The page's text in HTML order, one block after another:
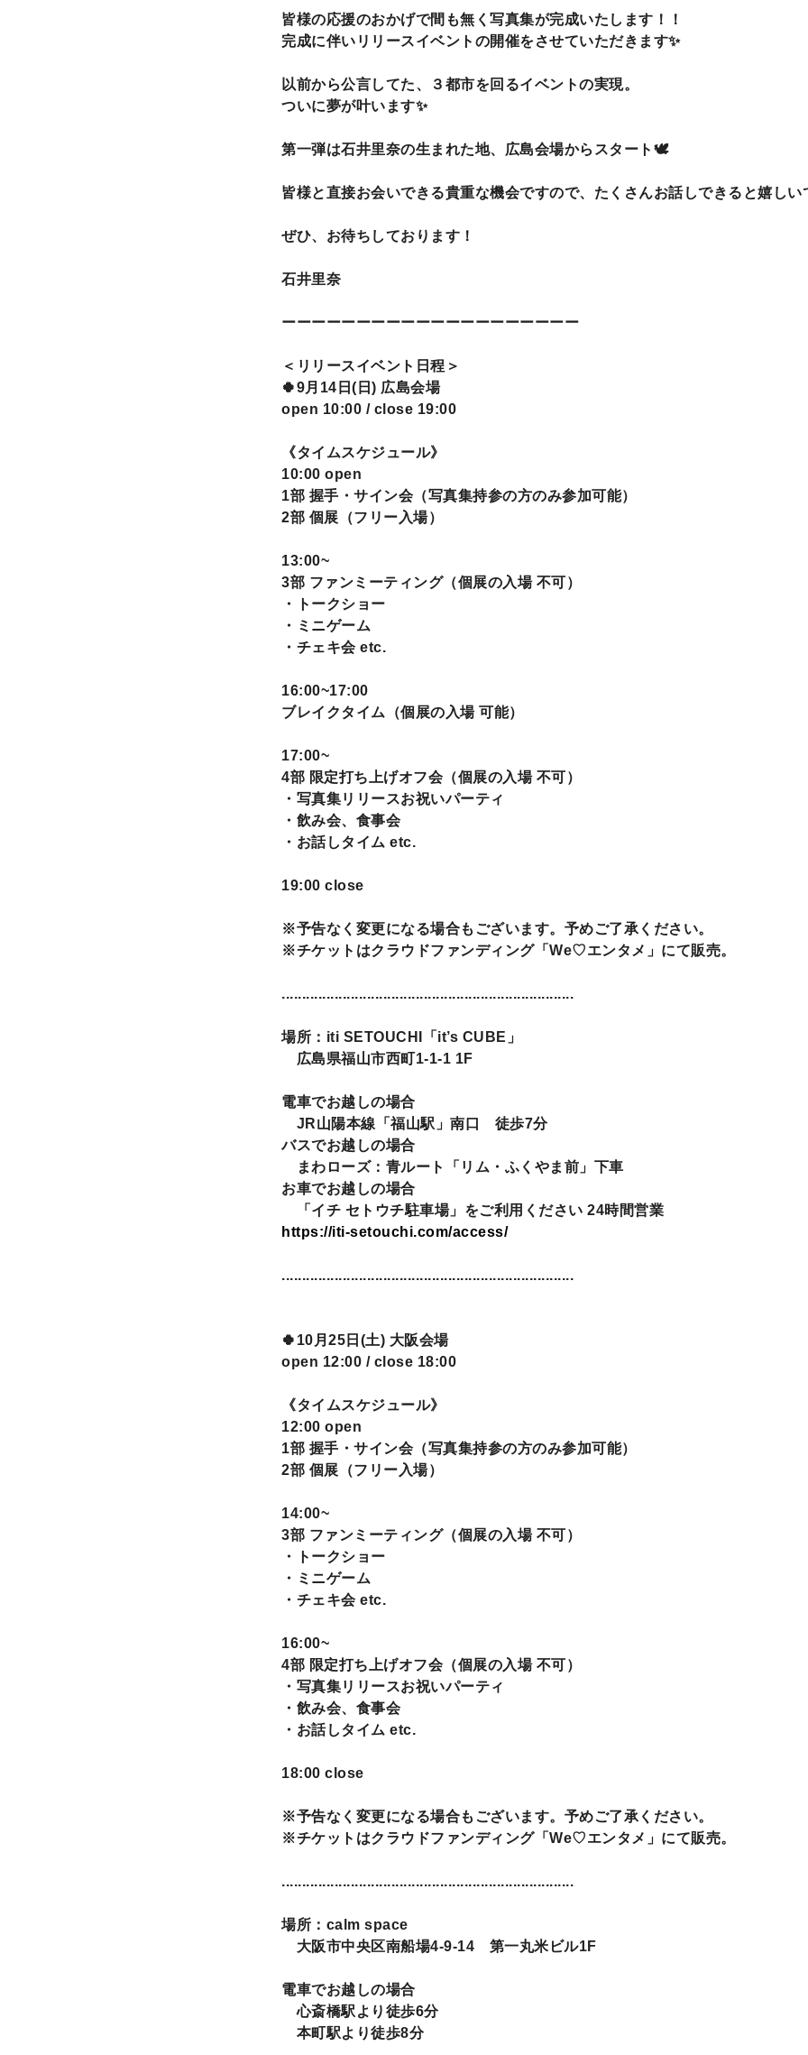
皆様の応援のおかげで間も無く写真集が完成いたします！！
完成に伴いリリースイベントの開催をさせていただきます✨
以前から公言してた、３都市を回るイベントの実現。
ついに夢が叶います✨
第一弾は石井里奈の生まれた地、広島会場からスタート🕊
皆様と直接お会いできる貴重な機会ですので、たくさんお話しできると嬉しい
ぜひ、お待ちしております！
石井里奈
ーーーーーーーーーーーーーーーーーーーー
＜リリースイベント日程＞
🍀9月14日(日) 広島会場
open 10:00 / close 19:00
《タイムスケジュール》
10:00 open
1部 握手・サイン会（写真集持参の方のみ参加可能）
2部 個展（フリー入場）
13:00~
3部 ファンミーティング（個展の入場 不可）
・トークショー
・ミニゲーム
・チェキ会 etc.
16:00~17:00
ブレイクタイム（個展の入場 可能）
17:00~
4部 限定打ち上げオフ会（個展の入場 不可）
・写真集リリースお祝いパーティ
・飲み会、食事会
・お話しタイム etc.
19:00 close
※予告なく変更になる場合もございます。予めご了承ください。
※チケットはクラウドファンディング「We♡エンタメ」にて販売。
........................................................................
場所：iti SETOUCHI「it’s CUBE」
広島県福山市西町1-1-1 1F
電車でお越しの場合
JR山陽本線「福山駅」南口 徒歩7分
バスでお越しの場合
まわローズ：青ルート「リム・ふくやま前」下車
お車でお越しの場合
「イチ セトウチ駐車場」をご利用ください 24時間営業
https://iti-setouchi.com/access/
........................................................................
🍀10月25日(土) 大阪会場
open 12:00 / close 18:00
《タイムスケジュール》
12:00 open
1部 握手・サイン会（写真集持参の方のみ参加可能）
2部 個展（フリー入場）
14:00~
3部 ファンミーティング（個展の入場 不可）
・トークショー
・ミニゲーム
・チェキ会 etc.
16:00~
4部 限定打ち上げオフ会（個展の入場 不可）
・写真集リリースお祝いパーティ
・飲み会、食事会
・お話しタイム etc.
18:00 close
※予告なく変更になる場合もございます。予めご了承ください。
※チケットはクラウドファンディング「We♡エンタメ」にて販売。
........................................................................
場所：calm space
大阪市中央区南船場4-9-14 第一丸米ビル1F
電車でお越しの場合
心斎橋駅より徒歩6分
本町駅より徒歩8分